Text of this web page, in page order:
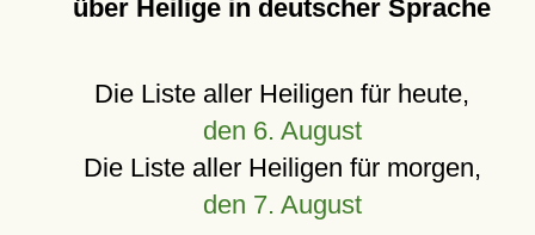
über Heilige in deutscher Sprache
Die Liste aller Heiligen für heute,
den 6. August
Die Liste aller Heiligen für morgen,
den 7. August